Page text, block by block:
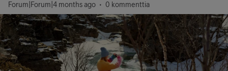
Forum|Forum|4 months ago 0 kommenttia